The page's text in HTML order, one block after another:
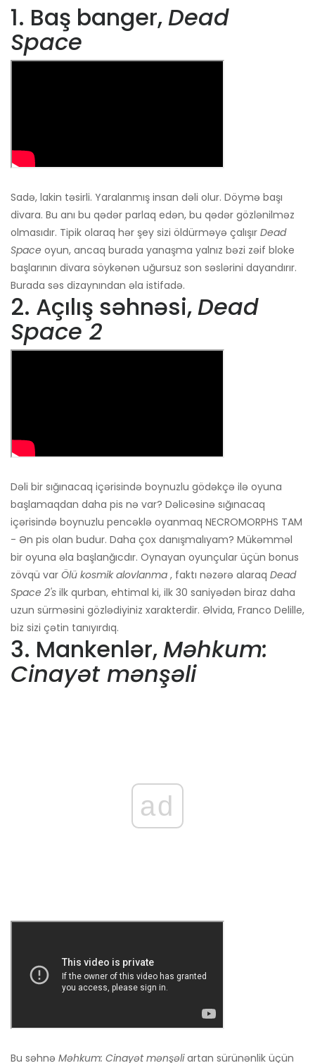
1. Baş banger,Dead
Space
Sadə, lakin təsirli. Yaralanmış insan dəli olur. Döymə başı
divara. Bu anı bu qədər parlaq edən, bu qədər gözlənilməz
olmasıdır. Tipik olaraq hər şey sizi öldürməyə çalışır Dead
Space oyun, ancaq burada yanaşma yalnız bəzi zəif bloke
başlarının divara söykənən uğursuz son səslərini dayandırır.
Burada səs dizaynından əla istifadə.
2. Açılış səhnəsi,Dead
Space 2
Dəli bir sığınacaq içərisində boynuzlu gödəkçə ilə oyuna
başlamaqdan daha pis nə var? Dəlicəsinə sığınacaq
içərisində boynuzlu pencəklə oyanmaq NECROMORPHS TAM
- Ən pis olan budur. Daha çox danışmalıyam? Mükəmməl
bir oyuna əla başlanğıcdır. Oynayan oyunçular üçün bonus
zövqü var Ölü kosmik alovlanma , faktı nəzərə alaraq Dead
Space 2's ilk qurban, ehtimal ki, ilk 30 saniyədən biraz daha
uzun sürməsini gözlədiyiniz xarakterdir. Əlvida, Franco Delille,
biz sizi çətin tanıyırdıq.
3. Mankenlər,Məhkum:
Cinayət mənşəli
ad
Bu səhnə Məhkum: Cinayət mənşəliartan sürünənlik üçün